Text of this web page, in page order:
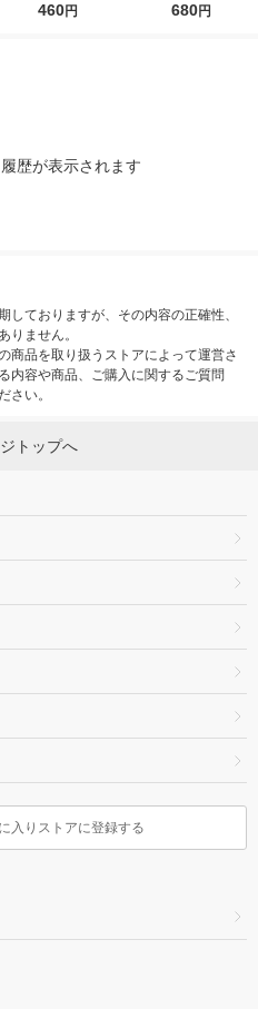
イセイスイ2L 02-101
460円
レーシンナー
680円
歴が表示されます
ておりますが、その内容の正確性、
りません。
商品を取り扱うストアによって運営さ
内容や商品、ご購入に関するご質問
さい。
トップへ
入りストアに登録する